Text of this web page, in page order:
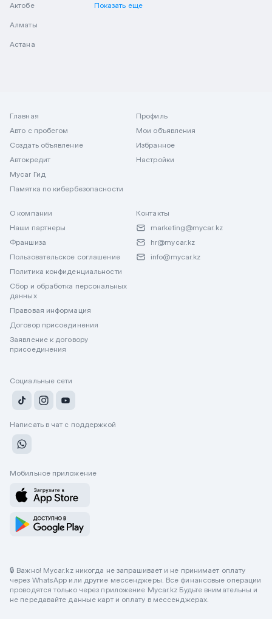
Актобе
Алматы
Астана
Показать еще
Главная
Авто с пробегом
Создать объявление
Автокредит
Mycar Гид
Памятка по кибербезопасности
Профиль
Мои объявления
Избранное
Настройки
О компании
Наши партнеры
Франшиза
Пользовательское соглашение
Политика конфиденциальности
Сбор и обработка персональных
данных
Правовая информация
Договор присоединения
Заявление к договору
присоединения
Контакты
marketing@mycar.kz
hr@mycar.kz
info@mycar.kz
Социальные сети
Написать в чат с поддержкой
Мобильное приложение
🔒 Важно! Mycar.kz никогда не запрашивает и не принимает оплату
через WhatsApp или другие мессенджеры. Все финансовые операции
проводятся только через приложение Mycar.kz Будьте внимательны и
не передавайте данные карт и оплату в мессенджерах.